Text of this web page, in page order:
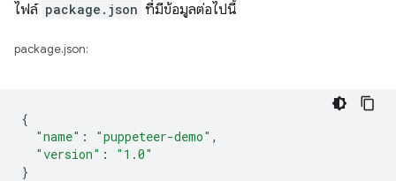
ไฟล์ package.json ที่มีข้อมูลต่อไปนี้
package.json:
{
"name" : "puppeteer-demo" ,
"version" :
"1.0"
}